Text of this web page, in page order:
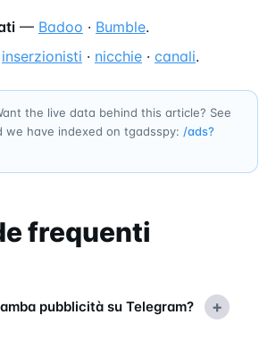
— Badoo · Bumble.
inserzionisti · nicchie · canali.
the live data behind this article? See
we have indexed on tgadsspy: /ads?
frequenti
pubblicità su Telegram? +